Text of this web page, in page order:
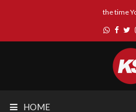
the time
HOME